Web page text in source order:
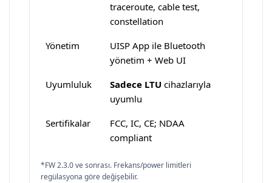
traceroute, cable test,
constellation
Yönetim
UISP App ile Bluetooth
yönetim + Web UI
Uyumluluk
Sadece LTU cihazlarıyla
uyumlu
Sertifikalar
FCC, IC, CE; NDAA
compliant
*FW 2.3.0 ve sonrası. Frekans/power limitleri
regülasyona göre değişebilir.